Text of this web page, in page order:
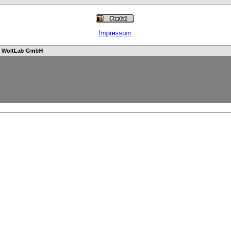
Impressum
WoltLab GmbH